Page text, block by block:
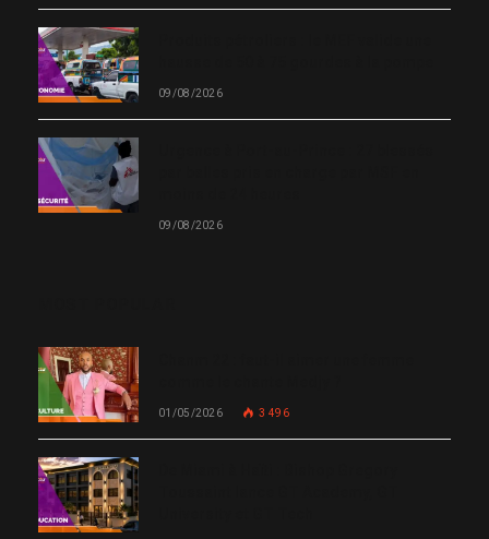
09/08/2026
09/08/2026
01/05/2026 3 496